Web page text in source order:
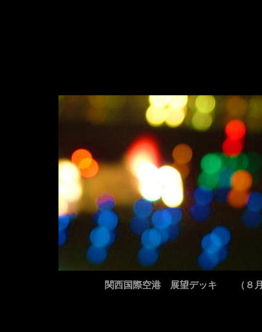
関西国際空港 展望デッキ （８月